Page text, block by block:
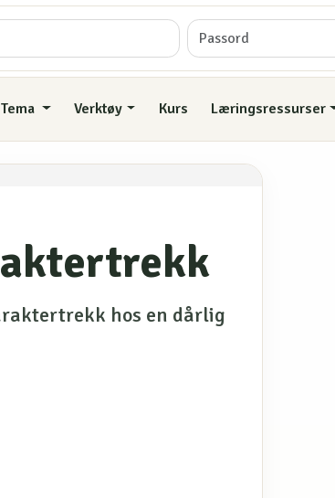
Tema Verktøy Kurs Læringsressurser
hos en dårlig